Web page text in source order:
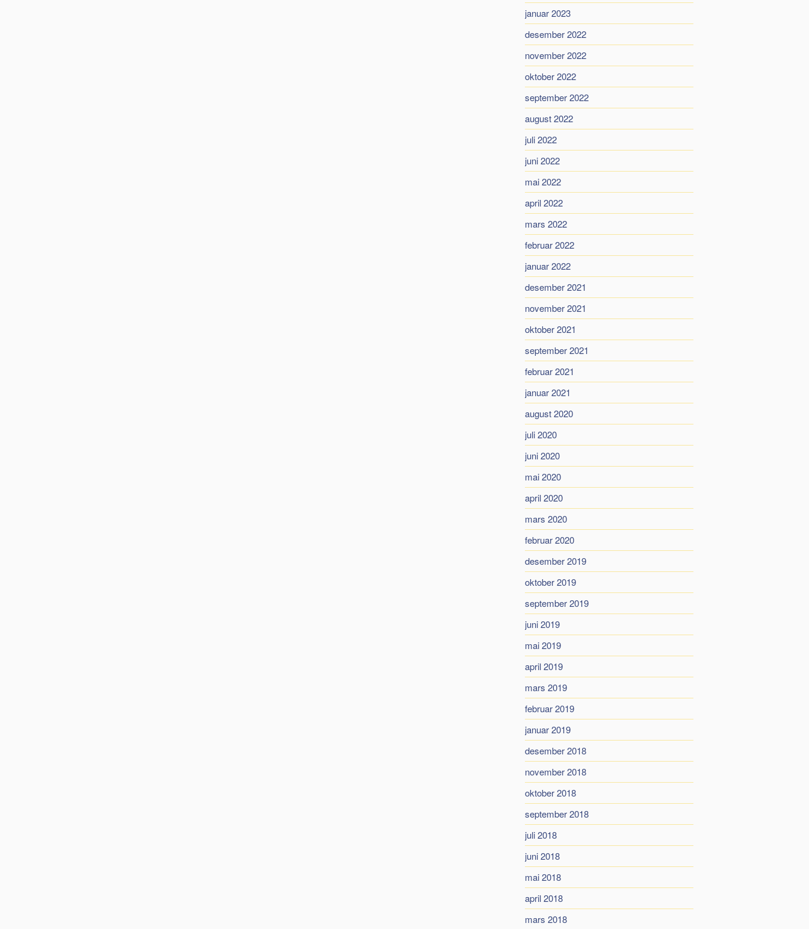
januar 2023
desember 2022
november 2022
oktober 2022
september 2022
august 2022
juli 2022
juni 2022
mai 2022
april 2022
mars 2022
februar 2022
januar 2022
desember 2021
november 2021
oktober 2021
september 2021
februar 2021
januar 2021
august 2020
juli 2020
juni 2020
mai 2020
april 2020
mars 2020
februar 2020
desember 2019
oktober 2019
september 2019
juni 2019
mai 2019
april 2019
mars 2019
februar 2019
januar 2019
desember 2018
november 2018
oktober 2018
september 2018
juli 2018
juni 2018
mai 2018
april 2018
mars 2018